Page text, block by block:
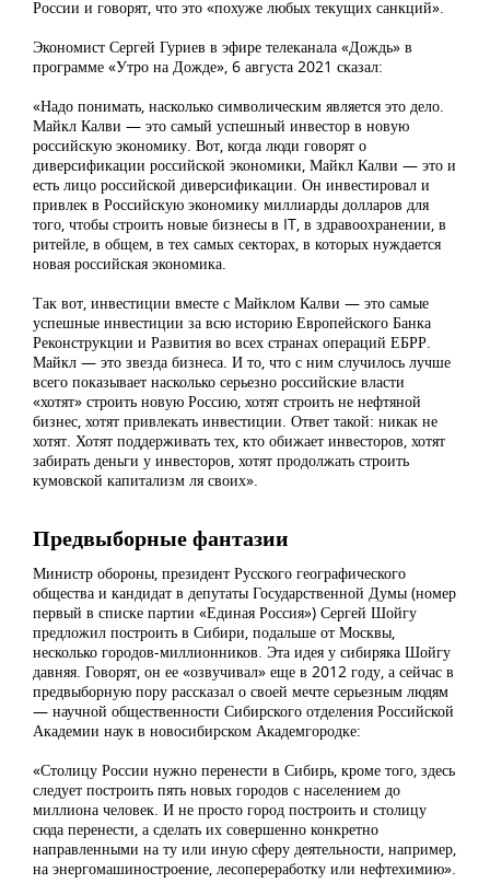
России и говорят, что это «похуже любых текущих санкций».
Экономист Сергей Гуриев в эфире телеканала «Дождь» в
программе «Утро на Дожде», 6 августа 2021 сказал:
«Надо понимать, насколько символическим является это дело.
Майкл Калви — это самый успешный инвестор в новую
российскую экономику. Вот, когда люди говорят о
диверсификации российской экономики, Майкл Калви — это и
есть лицо российской диверсификации. Он инвестировал и
привлек в Российскую экономику миллиарды долларов для
того, чтобы строить новые бизнесы в IT, в здравоохранении, в
ритейле, в общем, в тех самых секторах, в которых нуждается
новая российская экономика.
Так вот, инвестиции вместе с Майклом Калви — это самые
успешные инвестиции за всю историю Европейского Банка
Реконструкции и Развития во всех странах операций ЕБРР.
Майкл — это звезда бизнеса. И то, что с ним случилось лучше
всего показывает насколько серьезно российские власти
«хотят» строить новую Россию, хотят строить не нефтяной
бизнес, хотят привлекать инвестиции. Ответ такой: никак не
хотят. Хотят поддерживать тех, кто обижает инвесторов, хотят
забирать деньги у инвесторов, хотят продолжать строить
кумовской капитализм ля своих».
Предвыборные фантазии
Министр обороны, президент Русского географического
общества и кандидат в депутаты Государственной Думы (номер
первый в списке партии «Единая Россия») Сергей Шойгу
предложил построить в Сибири, подальше от Москвы,
несколько городов-миллионников. Эта идея у сибиряка Шойгу
давняя. Говорят, он ее «озвучивал» еще в 2012 году, а сейчас в
предвыборную пору рассказал о своей мечте серьезным людям
— научной общественности Сибирского отделения Российской
Академии наук в новосибирском Академгородке:
«Столицу России нужно перенести в Сибирь, кроме того, здесь
следует построить пять новых городов с населением до
миллиона человек. И не просто город построить и столицу
сюда перенести, а сделать их совершенно конкретно
направленными на ту или иную сферу деятельности, например,
на энергомашиностроение, лесопереработку или нефтехимию».